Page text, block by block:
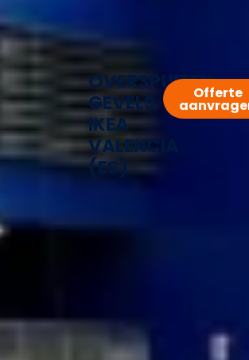
OVERSPUITEN
GEVELS
IKEA
VALENCIA
(ES)
Offerte